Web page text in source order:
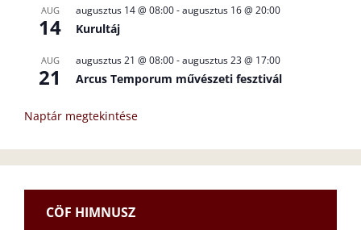
AUG
14
augusztus 14 @ 08:00-augusztus 16 @ 20:00
Kurultáj
AUG
21
augusztus 21 @ 08:00-augusztus 23 @ 17:00
Arcus Temporum művészeti fesztivál
Naptár megtekintése
CÖF HIMNUSZ